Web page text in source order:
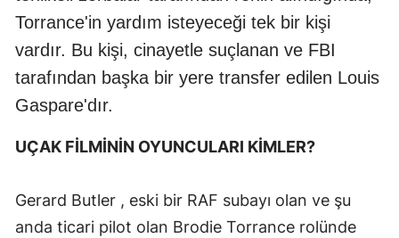
Torrance'in yardım isteyeceği tek bir kişi
vardır. Bu kişi, cinayetle suçlanan ve FBI
tarafından başka bir yere transfer edilen Louis
Gaspare'dır.
UÇAK FİLMİNİN OYUNCULARI KİMLER?
Gerard Butler , eski bir RAF subayı olan ve şu
anda ticari pilot olan Brodie Torrance rolünde